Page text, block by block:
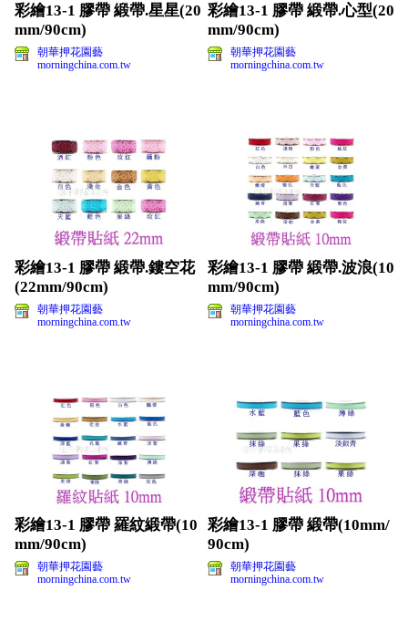
彩繪13-1 膠帶 緞帶.星星(20
mm/90cm)
朝華押花園藝
morningchina.com.tw
彩繪13-1 膠帶 緞帶.心型(20
mm/90cm)
朝華押花園藝
morningchina.com.tw
彩繪13-1 膠帶 緞帶.鏤空花
(22mm/90cm)
朝華押花園藝
morningchina.com.tw
彩繪13-1 膠帶 緞帶.波浪(10
mm/90cm)
朝華押花園藝
morningchina.com.tw
彩繪13-1 膠帶 羅紋緞帶(10
mm/90cm)
朝華押花園藝
morningchina.com.tw
彩繪13-1 膠帶 緞帶(10mm/
90cm)
朝華押花園藝
morningchina.com.tw